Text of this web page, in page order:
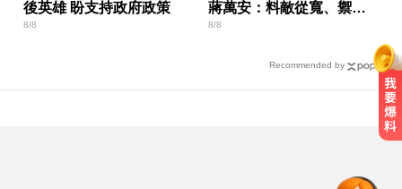
後英雄 盼支持政府政策
8/8
蔣萬安：料敵從寬、禦敵
從嚴
8/8
Recommended by